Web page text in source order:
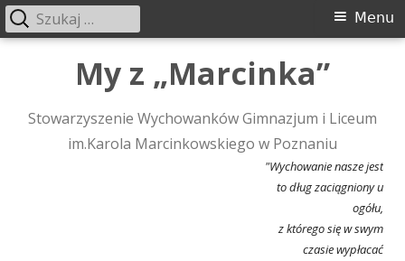
My z „Marcinka”
Stowarzyszenie Wychowanków Gimnazjum i Liceum
im.Karola Marcinkowskiego w Poznaniu
"Wychowanie nasze jest
to dług zaciągniony u
ogółu,
z którego się w swym
czasie wypłacać
Menu
główne
Menu
Szukaj: